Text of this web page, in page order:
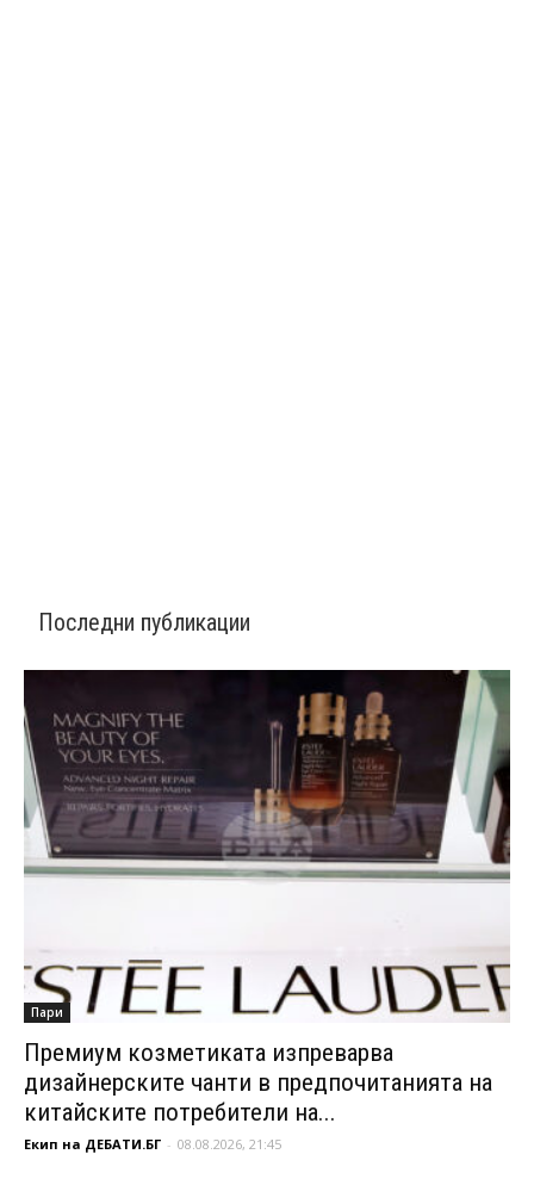
Последни публикации
Пари
Премиум козметиката изпреварва
дизайнерските чанти в предпочитанията на
китайските потребители на...
Екип на ДЕБАТИ.БГ - 08.08.2026, 21:45